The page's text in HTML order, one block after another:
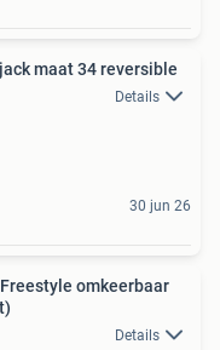
maat 34 reversible
Details
30 jun 26
omkeerbaar
Details